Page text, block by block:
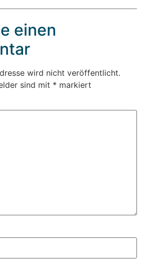
einen
wird nicht veröffentlicht.
sind mit * markiert